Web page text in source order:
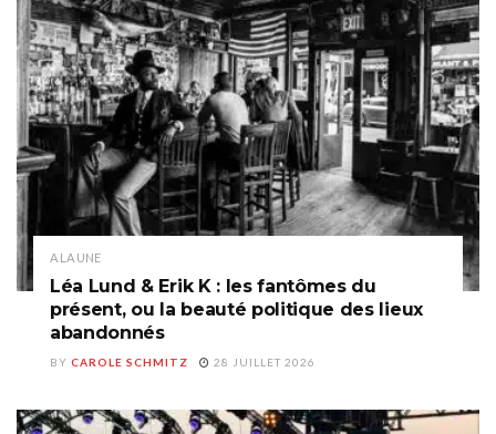
A LA UNE
Léa Lund & Erik K : les fantômes du
présent, ou la beauté politique des lieux
abandonnés
BY CAROLE SCHMITZ 28 JUILLET 2026